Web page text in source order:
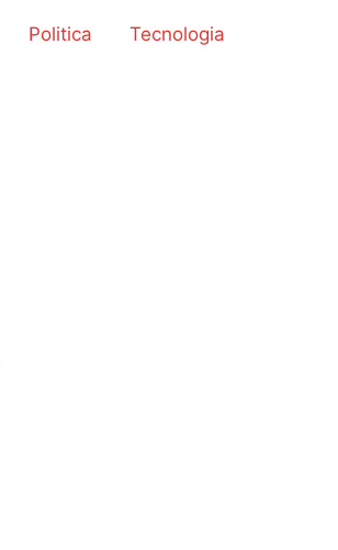
Politica
Tecnologia